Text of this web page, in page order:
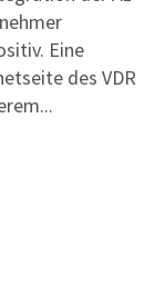
Eine
des VDR